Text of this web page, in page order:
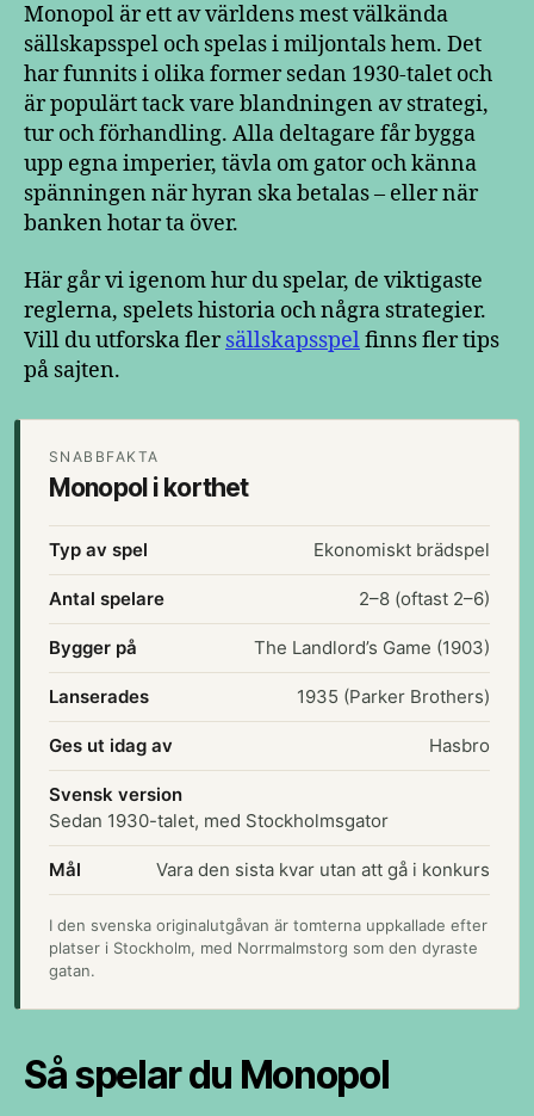
Monopol är ett av världens mest välkända
sällskapsspel och spelas i miljontals hem. Det
har funnits i olika former sedan 1930-talet och
är populärt tack vare blandningen av strategi,
tur och förhandling. Alla deltagare får bygga
upp egna imperier, tävla om gator och känna
spänningen när hyran ska betalas – eller när
banken hotar ta över.
Här går vi igenom hur du spelar, de viktigaste
reglerna, spelets historia och några strategier.
Vill du utforska flersällskapsspelfinns fler tips
på sajten.
SNABBFAKTA
Monopol i korthet
Typ av spel Ekonomiskt brädspel
Antal spelare 2–8 (oftast 2–6)
Bygger på The Landlord’s Game (1903)
Lanserades 1935 (Parker Brothers)
Ges ut idag av Hasbro
Svensk version
Sedan 1930-talet, med Stockholmsgator
Mål Vara den sista kvar utan att gå i konkurs
I den svenska originalutgåvan är tomterna uppkallade efter
platser i Stockholm, med Norrmalmstorg som den dyraste
gatan.
Så spelar du Monopol